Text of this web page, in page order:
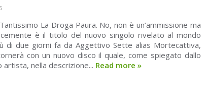
La Droga Paura. No, non è un’ammissione ma
è il titolo del nuovo singolo rivelato al mondo
di due giorni fa da Aggettivo Sette alias Mortecattiva,
con un nuovo disco il quale, come spiegato dallo
artista, nella descrizione... Read more »